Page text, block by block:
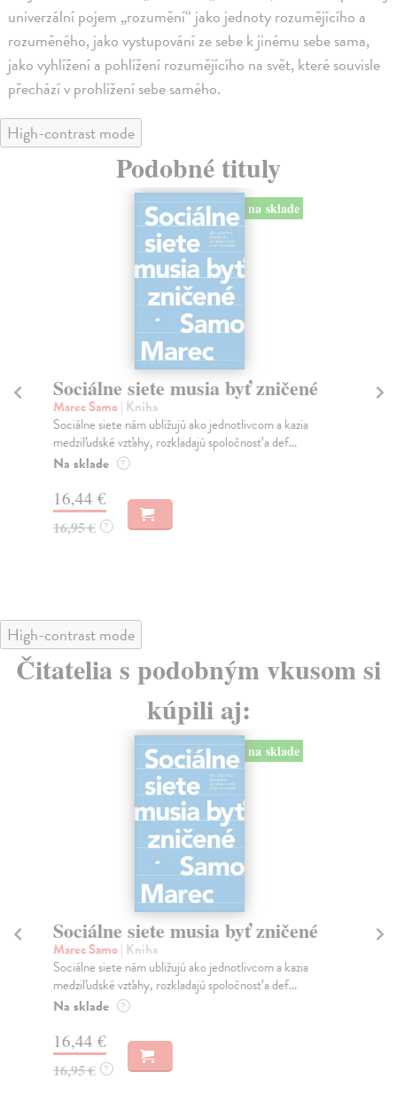
univerzální pojem „rozumění“ jako jednoty rozumějícího a
rozuměného, jako vystupování ze sebe k jinému sebe sama,
jako vyhlížení a pohlížení rozumějícího na svět, které souvisle
přechází v prohlížení sebe samého.
High-contrast mode
Podobné tituly
na sklade
Sociálne siete musia byť zničené
Marec Samo| Kniha
Sociálne siete nám ubližujú ako jednotlivcom a kazia
medziľudské vzťahy, rozkladajú spoločnosť a def...
Na sklade ?
16,44 €
16,95 € ?
High-contrast mode
Čitatelia s podobným vkusom si
kúpili aj:
na sklade
Sociálne siete musia byť zničené
Marec Samo| Kniha
Sociálne siete nám ubližujú ako jednotlivcom a kazia
medziľudské vzťahy, rozkladajú spoločnosť a def...
Na sklade ?
16,44 €
16,95 € ?